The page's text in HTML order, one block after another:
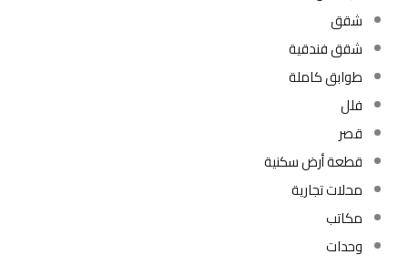
شقق
شقق فندقية
طوابق كاملة
فلل
قصر
قطعة أرض سكنية
محلات تجارية
مكاتب
وحدات